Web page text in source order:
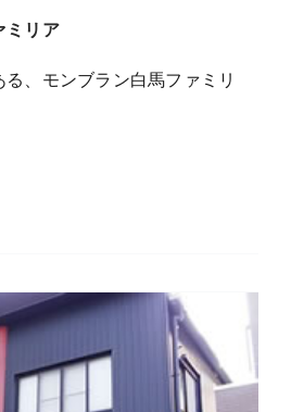
ミリア
、モンブラン白馬ファミリ